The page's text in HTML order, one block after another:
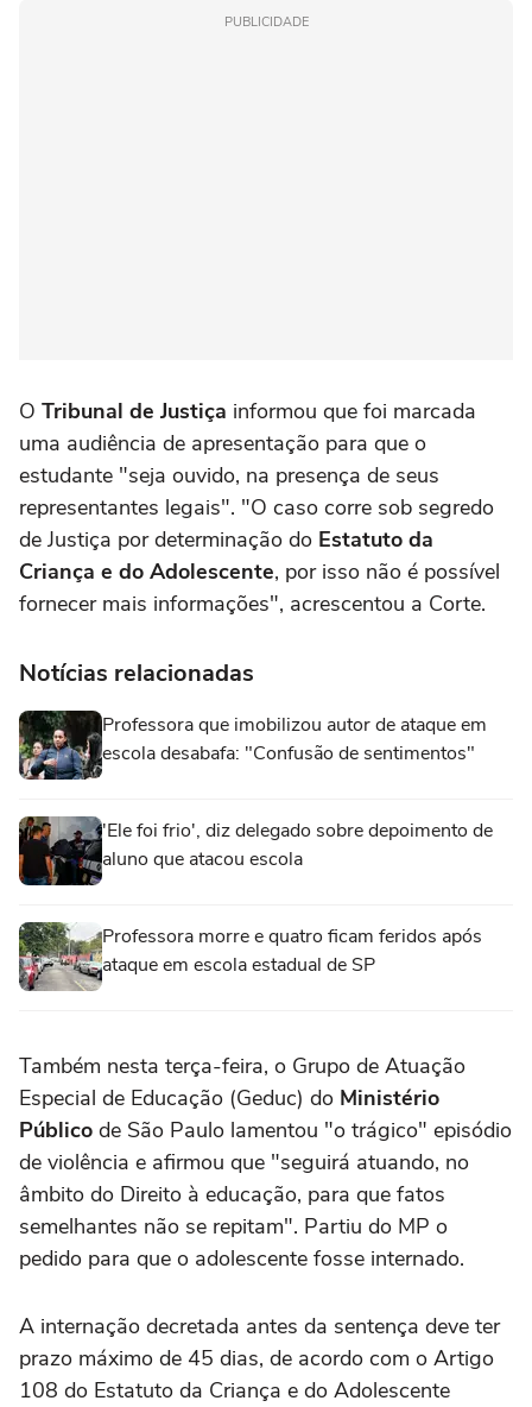
PUBLICIDADE
O Tribunal de Justiça informou que foi marcada
uma audiência de apresentação para que o
estudante "seja ouvido, na presença de seus
representantes legais". "O caso corre sob segredo
de Justiça por determinação do Estatuto da
Criança e do Adolescente, por isso não é possível
fornecer mais informações", acrescentou a Corte.
Notícias relacionadas
Professora que imobilizou autor de ataque em
escola desabafa: "Confusão de sentimentos"
'Ele foi frio', diz delegado sobre depoimento de
aluno que atacou escola
Professora morre e quatro ficam feridos após
ataque em escola estadual de SP
Também nesta terça-feira, o Grupo de Atuação
Especial de Educação (Geduc) do Ministério
Público de São Paulo lamentou "o trágico" episódio
de violência e afirmou que "seguirá atuando, no
âmbito do Direito à educação, para que fatos
semelhantes não se repitam". Partiu do MP o
pedido para que o adolescente fosse internado.
A internação decretada antes da sentença deve ter
prazo máximo de 45 dias, de acordo com o Artigo
108 do Estatuto da Criança e do Adolescente